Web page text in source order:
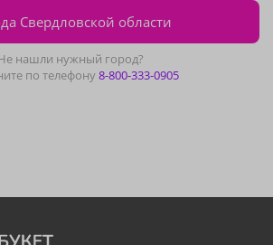
Свердловской области
нашли нужный город?
по телефону8-800-333-0905